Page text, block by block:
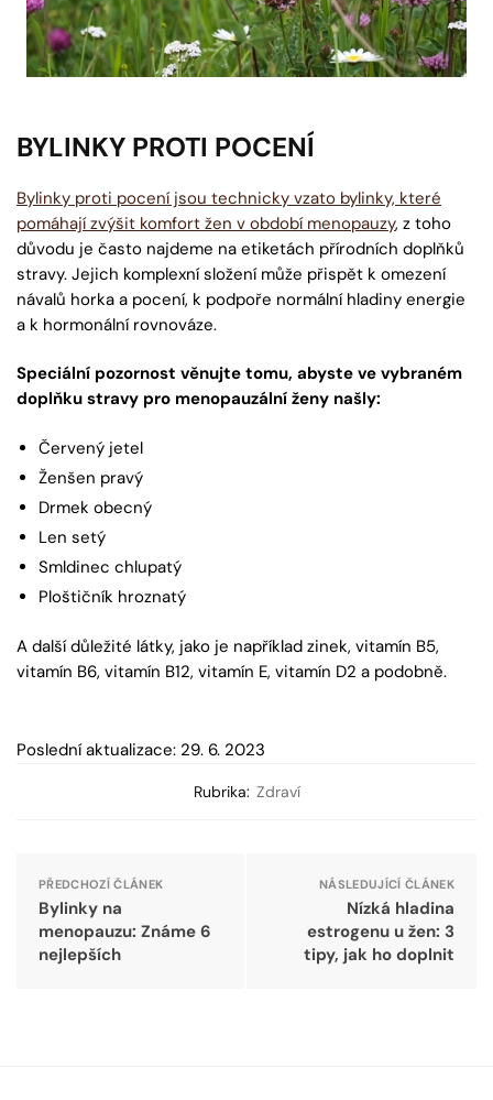
BYLINKY PROTI POCENÍ
Bylinky proti pocení jsou technicky vzato bylinky, které
pomáhají zvýšit komfort žen v období menopauzy, z toho
důvodu je často najdeme na etiketách přírodních doplňků
stravy. Jejich komplexní složení může přispět k omezení
návalů horka a pocení, k podpoře normální hladiny energie
a k hormonální rovnováze.
Speciální pozornost věnujte tomu, abyste ve vybraném
doplňku stravy pro menopauzální ženy našly:
Červený jetel
Ženšen pravý
Drmek obecný
Len setý
Smldinec chlupatý
Ploštičník hroznatý
A další důležité látky, jako je například zinek, vitamín B5,
vitamín B6, vitamín B12, vitamín E, vitamín D2 a podobně.
Poslední aktualizace: 29. 6. 2023
Rubrika: Zdraví
PŘEDCHOZÍ ČLÁNEK
Bylinky na
menopauzu: Známe 6
nejlepších
NÁSLEDUJÍCÍ ČLÁNEK
Nízká hladina
estrogenu u žen: 3
tipy, jak ho doplnit